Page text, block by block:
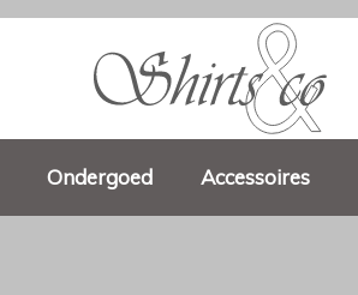
Ondergoed Accessoires